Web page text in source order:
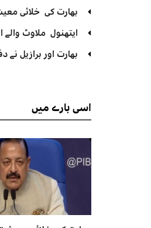
بھارت کی خلائی معیشت اگلے 10 سالوں میں 45 بلین ڈالر تک
ایتھنول ملاوٹ والے
بھارت اور برازیل
اسیبارے میں